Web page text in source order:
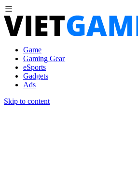
Game
Gaming Gear
eSports
Gadgets
Ads
Skip to content